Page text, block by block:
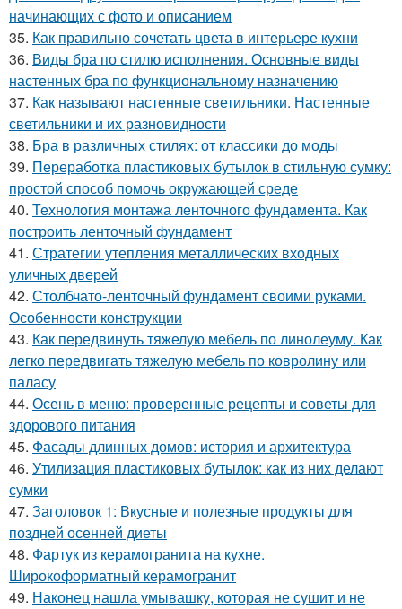
начинающих с фото и описанием
35. Как правильно сочетать цвета в интерьере кухни
36. Виды бра по стилю исполнения. Основные виды
настенных бра по функциональному назначению
37. Как называют настенные светильники. Настенные
светильники и их разновидности
38. Бра в различных стилях: от классики до моды
39. Переработка пластиковых бутылок в стильную сумку:
простой способ помочь окружающей среде
40. Технология монтажа ленточного фундамента. Как
построить ленточный фундамент
41. Стратегии утепления металлических входных
уличных дверей
42. Столбчато-ленточный фундамент своими руками.
Особенности конструкции
43. Как передвинуть тяжелую мебель по линолеуму. Как
легко передвигать тяжелую мебель по ковролину или
паласу
44. Осень в меню: проверенные рецепты и советы для
здорового питания
45. Фасады длинных домов: история и архитектура
46. Утилизация пластиковых бутылок: как из них делают
сумки
47. Заголовок 1: Вкусные и полезные продукты для
поздней осенней диеты
48. Фартук из керамогранита на кухне.
Широкоформатный керамогранит
49. Наконец нашла умывашку, которая не сушит и не